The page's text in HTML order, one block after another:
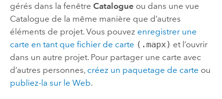
gérés dans la fenêtre Catalogue ou dans une vue
Catalogue de la même manière que d’autres
éléments de projet. Vous pouvez enregistrer une
carte en tant que fichier de carte (.mapx) et l’ouvrir
dans un autre projet. Pour partager une carte avec
d’autres personnes, créez un paquetage de carte ou
publiez-la sur le Web.